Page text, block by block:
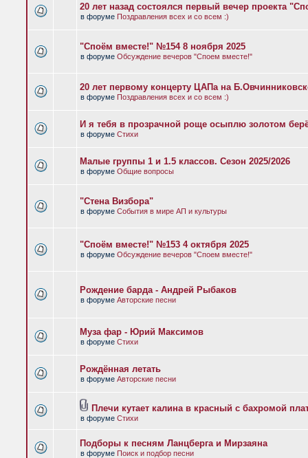
20 лет назад состоялся первый вечер проекта
в форуме Поздравления всех и со всем :)
"Споём вместе!" №154 8 ноября 2025
в форуме Обсуждение вечеров "Споем вместе!"
20 лет первому концерту ЦАПа на
в форуме Поздравления всех и со всем :)
И я тебя в прозрачной роще осыплю золотом
в форуме Стихи
Малые группы 1 и 1.5 классов. Сезон 2025/2026
в форуме Общие вопросы
"Стена Визбора"
в форуме События в мире АП и культуры
"Споём вместе!" №153 4 октября 2025
в форуме Обсуждение вечеров "Споем вместе!"
Рождение барда - Андрей Рыбаков
в форуме Авторские песни
Муза фар - Юрий Максимов
в форуме Стихи
Рождённая летать
в форуме Авторские песни
Плечи кутает калина в красный с бахромой
в форуме Стихи
Подборы к песням Ланцберга и Мирзаяна
в форуме Поиск и подбор песни